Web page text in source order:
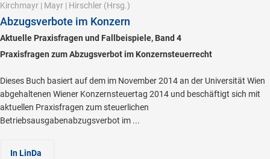
Kirchmayr | Mayr | Hirschler (Hrsg.)
Abzugsverbote im Konzern
Aktuelle Praxisfragen und Fallbeispiele, Band 4
Praxisfragen zum Abzugsverbot im Konzernsteuerrecht
Dieses Buch basiert auf dem im November 2014 an der Universität Wien
abgehaltenen Wiener Konzernsteuertag 2014 und beschäftigt sich mit
aktuellen Praxisfragen zum steuerlichen
Betriebsausgabenabzugsverbot im ...
In LinDa